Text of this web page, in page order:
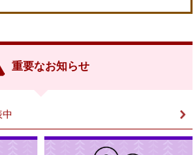
重要なお知らせ
中